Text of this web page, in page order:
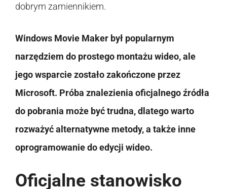
dobrym zamiennikiem.
Windows Movie Maker był popularnym
narzędziem do prostego montażu wideo, ale
jego wsparcie zostało zakończone przez
Microsoft. Próba znalezienia oficjalnego źródła
do pobrania może być trudna, dlatego warto
rozważyć alternatywne metody, a także inne
oprogramowanie do edycji wideo.
Oficjalne stanowisko